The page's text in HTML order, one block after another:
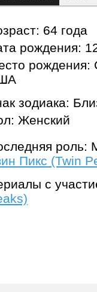
64 года
рождения:
рождения:
зодиака:
Женский
роль:
Пикс (Twin
с